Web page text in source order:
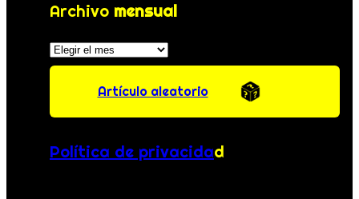
Archivo mensual
Archivos
Artículo aleatorio
Política de privacidad